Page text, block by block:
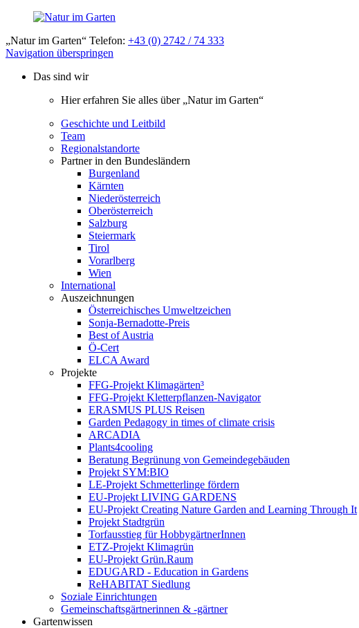
„Natur im Garten“ Telefon: +43 (0) 2742 / 74 333
Navigation überspringen
Das sind wir
Hier erfahren Sie alles über „Natur im Garten“
Geschichte und Leitbild
Team
Regionalstandorte
Partner in den Bundesländern
Burgenland
Kärnten
Niederösterreich
Oberösterreich
Salzburg
Steiermark
Tirol
Vorarlberg
Wien
International
Auszeichnungen
Österreichisches Umweltzeichen
Sonja-Bernadotte-Preis
Best of Austria
Ö-Cert
ELCA Award
Projekte
FFG-Projekt Klimagärten³
FFG-Projekt Kletterpflanzen-Navigator
ERASMUS PLUS Reisen
Garden Pedagogy in times of climate crisis
ARCADIA
Plants4cooling
Beratung Begrünung von Gemeindegebäuden
Projekt SYM:BIO
LE-Projekt Schmetterlinge fördern
EU-Projekt LIVING GARDENS
EU-Projekt Creating Nature Garden and Learning Through It
Projekt Stadtgrün
Torfausstieg für HobbygärtnerInnen
ETZ-Projekt Klimagrün
EU-Projekt Grün.Raum
EDUGARD - Education in Gardens
ReHABITAT Siedlung
Soziale Einrichtungen
Gemeinschaftsgärtnerinnen & -gärtner
Gartenwissen